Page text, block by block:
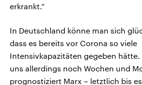
erkrankt.“
In Deutschland könne man sich
dass es bereits vor Corona so viele
Intensivkapazitäten gegeben
uns allerdings noch Wochen und
prognostiziert Marx – letztlich bis